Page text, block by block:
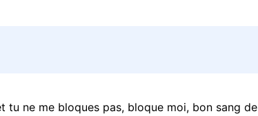
ne me bloques pas, bloque moi, bon sang